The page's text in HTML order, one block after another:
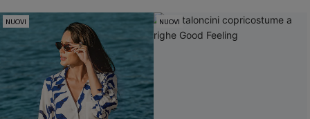
NUOVI NUOVI